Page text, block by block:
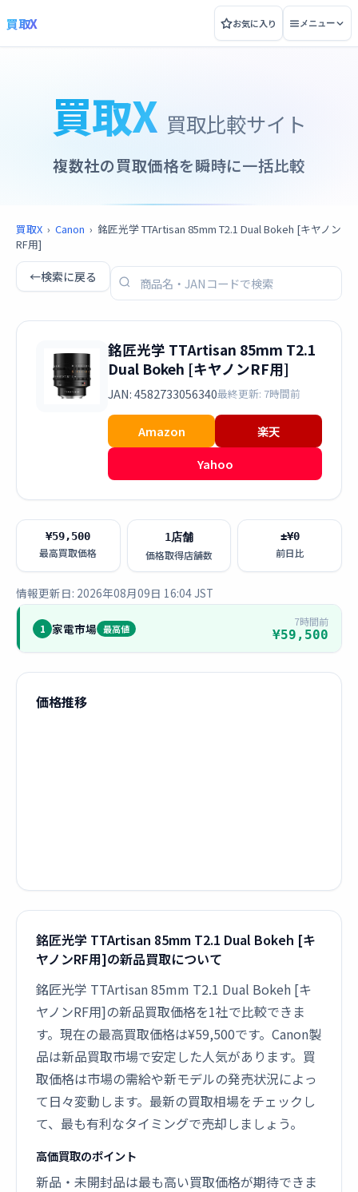
買取X お気に入り メニュー
買取X 買取比較サイト
複数社の買取価格を瞬時に一括比較
買取X › Canon › 銘匠光学 TTArtisan 85mm T2.1 Dual Bokeh [キヤノン
RF用]
←検索に戻る
銘匠光学 TTArtisan 85mm T2.1
Dual Bokeh [キヤノンRF用]
JAN: 4582733056340最終更新: 7時間前
Amazon
楽天
Yahoo
¥59,500
最高買取価格
1店舗
価格取得店舗数
±¥0
前日比
情報更新日: 2026年08月09日 16:04 JST
1 家電市場 最高値
7時間前
¥59,500
価格推移
銘匠光学 TTArtisan 85mm T2.1 Dual Bokeh [キ
ヤノンRF用]の新品買取について
銘匠光学 TTArtisan 85mm T2.1 Dual Bokeh [キ
ヤノンRF用]の新品買取価格を1社で比較できま
す。現在の最高買取価格は¥59,500です。Canon製
品は新品買取市場で安定した人気があります。買
取価格は市場の需給や新モデルの発売状況によっ
て日々変動します。最新の買取相場をチェックし
て、最も有利なタイミングで売却しましょう。
高価買取のポイント
新品・未開封品は最も高い買取価格が期待できま